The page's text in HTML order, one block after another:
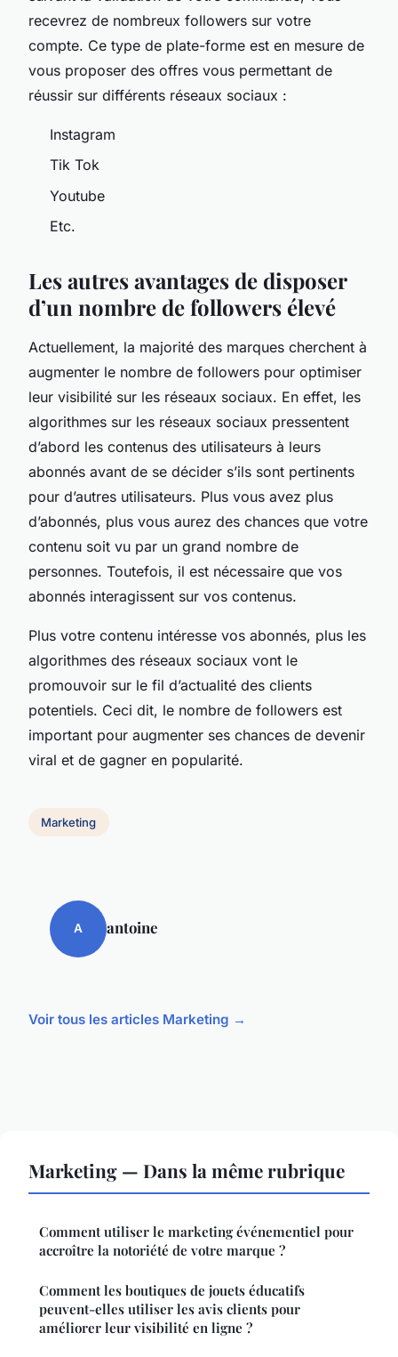
recevrez de nombreux followers sur votre
compte. Ce type de plate-forme est en mesure de
vous proposer des offres vous permettant de
réussir sur différents réseaux sociaux :
Instagram
Tik Tok
Youtube
Etc.
Les autres avantages de disposer
d’un nombre de followers élevé
Actuellement, la majorité des marques cherchent à
augmenter le nombre de followers pour optimiser
leur visibilité sur les réseaux sociaux. En effet, les
algorithmes sur les réseaux sociaux pressentent
d’abord les contenus des utilisateurs à leurs
abonnés avant de se décider s’ils sont pertinents
pour d’autres utilisateurs. Plus vous avez plus
d’abonnés, plus vous aurez des chances que votre
contenu soit vu par un grand nombre de
personnes. Toutefois, il est nécessaire que vos
abonnés interagissent sur vos contenus.
Plus votre contenu intéresse vos abonnés, plus les
algorithmes des réseaux sociaux vont le
promouvoir sur le fil d’actualité des clients
potentiels. Ceci dit, le nombre de followers est
important pour augmenter ses chances de devenir
viral et de gagner en popularité.
Marketing
A antoine
Voir tous les articles Marketing →
Marketing — Dans la même rubrique
Comment utiliser le marketing événementiel pour
accroître la notoriété de votre marque ?
Comment les boutiques de jouets éducatifs
peuvent-elles utiliser les avis clients pour
améliorer leur visibilité en ligne ?